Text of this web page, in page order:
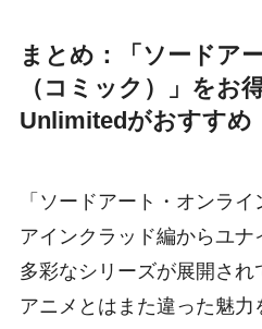
まとめ：「ソードア
（コミック）」をお
Unlimitedがおすすめ
「ソードアート・オンライ
アインクラッド編からユ
多彩なシリーズが展開さ
アニメとはまた違った魅力